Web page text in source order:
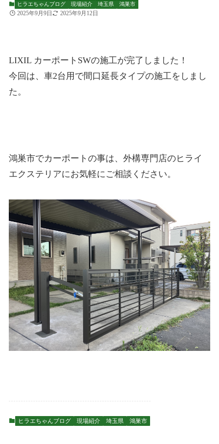
ヒラエちゃんブログ 現場紹介 埼玉県 鴻巣市
2025年9月9日 2025年9月12日
LIXIL カーポートSWの施工が完了しました！
今回は、車2台用で間口延長タイプの施工をしまし
た。
鴻巣市でカーポートの事は、外構専門店のヒライ
エクステリアにお気軽にご相談ください。
ヒラエちゃんブログ 現場紹介 埼玉県 鴻巣市